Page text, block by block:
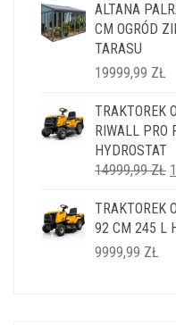
ALTANA
CM OGRÓD
TARASU
19999,99 ZŁ
TRAKTOREK
RIWALL PRO
HYDROSTAT
14999,99ZŁ
TRAKTOREK
92 CM 245 L
9999,99 ZŁ